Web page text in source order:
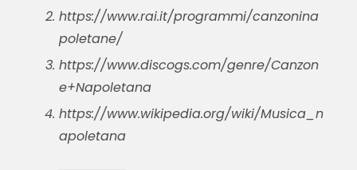
https://www.rai.it/programmi/canzonina
poletane/
https://www.discogs.com/genre/Canzon
e+Napoletana
https://www.wikipedia.org/wiki/Musica_n
apoletana